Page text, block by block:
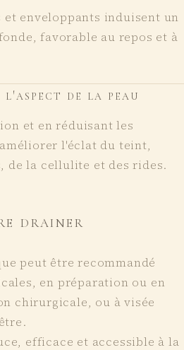
et enveloppants induisent un
favorable au repos et à
de la peau
et en réduisant les
l'éclat du teint,
de la cellulite et des rides.
drainer
peut être recommandé
en préparation ou en
chirurgicale, ou à visée
efficace et accessible à la